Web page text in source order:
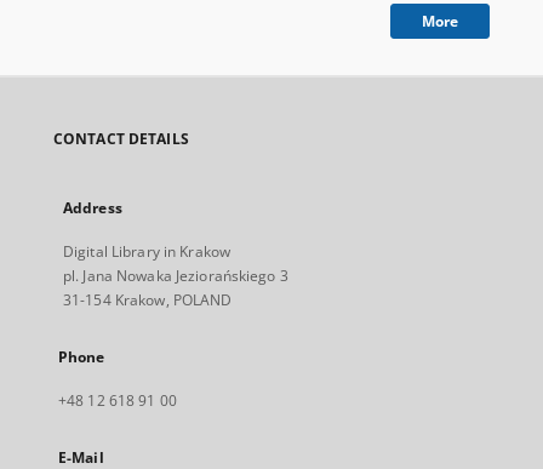
More
CONTACT DETAILS
Address
Digital Library in Krakow
pl. Jana Nowaka Jeziorańskiego 3
31-154 Krakow, POLAND
Phone
+48 12 618 91 00
E-Mail